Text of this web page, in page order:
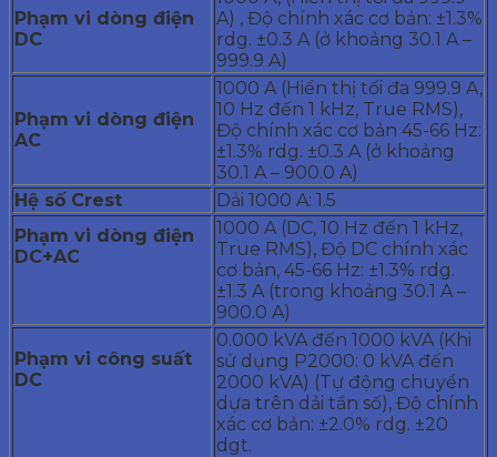
Phạm vi dòng điện
DC
A) , Độ chính xác cơ bản: ±1.3%
rdg. ±0.3 A (ở khoảng 30.1 A –
999.9 A)
Phạm vi dòng điện
AC
1000 A (Hiển thị tối đa 999.9 A,
10 Hz đến 1 kHz, True RMS),
Độ chính xác cơ bản 45-66 Hz:
±1.3% rdg. ±0.3 A (ở khoảng
30.1 A – 900.0 A)
Hệ số Crest
Dải 1000 A: 1.5
Phạm vi dòng điện
DC+AC
1000 A (DC, 10 Hz đến 1 kHz,
True RMS), Độ DC chính xác
cơ bản, 45-66 Hz: ±1.3% rdg.
±1.3 A (trong khoảng 30.1 A –
900.0 A)
Phạm vi công suất
DC
0.000 kVA đến 1000 kVA (Khi
sử dụng P2000: 0 kVA đến
2000 kVA) (Tự động chuyển
dựa trên dải tần số), Độ chính
xác cơ bản: ±2.0% rdg. ±20
dgt.